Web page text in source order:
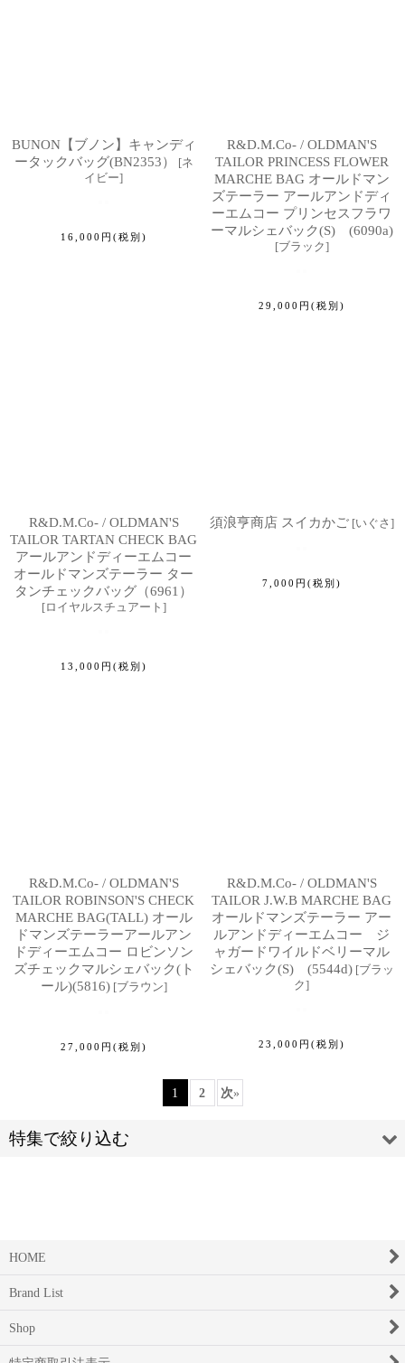
BUNON【ブノン】キャンディ
ータックバッグ(BN2353）
[ネ
イビー]
16,000 円 (税別)
R&D.M.Co- / OLDMAN'S
TAILOR PRINCESS FLOWER
MARCHE BAG オールドマン
ズテーラー アールアンドディ
ーエムコー プリンセスフラワ
ーマルシェバック(S) (6090a)
[ブラック]
29,000 円 (税別)
R&D.M.Co- / OLDMAN'S
TAILOR TARTAN CHECK BAG
アールアンドディーエムコー
オールドマンズテーラー ター
タンチェックバッグ（6961）
[ロイヤルスチュアート ]
13,000 円 (税別)
須浪亨商店 スイカかご [いぐさ ]
7,000 円 (税別)
R&D.M.Co- / OLDMAN'S
TAILOR ROBINSON'S CHECK
MARCHE BAG(TALL) オール
ドマンズテーラーアールアン
ドディーエムコー ロビンソン
ズチェックマルシェバック(ト
ール)(5816) [ブラウン]
27,000 円 (税別)
R&D.M.Co- / OLDMAN'S
TAILOR J.W.B MARCHE BAG
オールドマンズテーラー アー
ルアンドディーエムコー ジ
ャガードワイルドベリーマル
シェバック(S) (5544d) [ブラッ
ク]
23,000 円 (税別)
1 2 次»
特集で絞り込む
Tシャツ・カットソー
ニット・スウェット
シャツ
HOME
Brand List
Shop